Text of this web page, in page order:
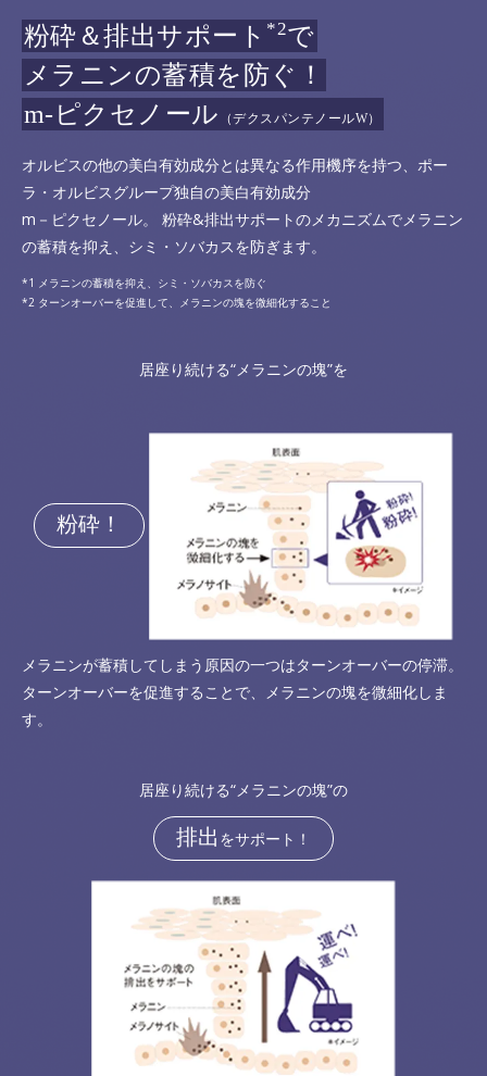
粉砕＆排出サポート *2で
メラニンの蓄積を防ぐ！
m-ピクセノール
（デクスパンテノールW）
オルビスの他の美白有効成分とは異なる作用機序を持つ、ポー
ラ・オルビスグループ独自の美白有効成分
m－ピクセノール。 粉砕&排出サポートのメカニズムでメラニン
の蓄積を抑え、シミ・ソバカスを防ぎます。
メラニンの蓄積を抑え、シミ・ソバカスを防ぐ
ターンオーバーを促進して、メラニンの塊を微細化すること
居座り続ける“メラニンの塊”を
粉砕！
メラニンが蓄積してしまう原因の一つはターンオーバーの停滞。
ターンオーバーを促進することで、メラニンの塊を微細化しま
す。
居座り続ける“メラニンの塊”の
排出 をサポート！